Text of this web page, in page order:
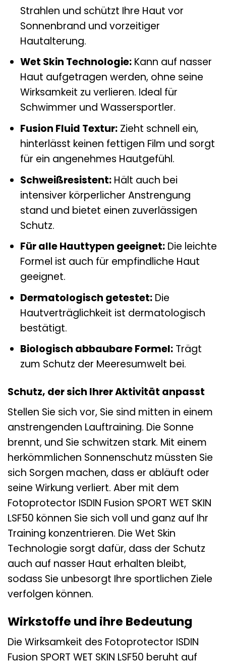
Strahlen und schützt Ihre Haut vor
Sonnenbrand und vorzeitiger
Hautalterung.
Wet Skin Technologie:Kann auf nasser
Haut aufgetragen werden, ohne seine
Wirksamkeit zu verlieren. Ideal für
Schwimmer und Wassersportler.
Fusion Fluid Textur:Zieht schnell ein,
hinterlässt keinen fettigen Film und sorgt
für ein angenehmes Hautgefühl.
Schweißresistent:Hält auch bei
intensiver körperlicher Anstrengung
stand und bietet einen zuverlässigen
Schutz.
Für alle Hauttypen geeignet:Die leichte
Formel ist auch für empfindliche Haut
geeignet.
Dermatologisch getestet:Die
Hautverträglichkeit ist dermatologisch
bestätigt.
Biologisch abbaubare Formel:Trägt
zum Schutz der Meeresumwelt bei.
Schutz, der sich Ihrer Aktivität anpasst
Stellen Sie sich vor, Sie sind mitten in einem
anstrengenden Lauftraining. Die Sonne
brennt, und Sie schwitzen stark. Mit einem
herkömmlichen Sonnenschutz müssten Sie
sich Sorgen machen, dass er abläuft oder
seine Wirkung verliert. Aber mit dem
Fotoprotector ISDIN Fusion SPORT WET SKIN
LSF50 können Sie sich voll und ganz auf Ihr
Training konzentrieren. Die Wet Skin
Technologie sorgt dafür, dass der Schutz
auch auf nasser Haut erhalten bleibt,
sodass Sie unbesorgt Ihre sportlichen Ziele
verfolgen können.
Wirkstoffe und ihre Bedeutung
Die Wirksamkeit des Fotoprotector ISDIN
Fusion SPORT WET SKIN LSF50 beruht auf